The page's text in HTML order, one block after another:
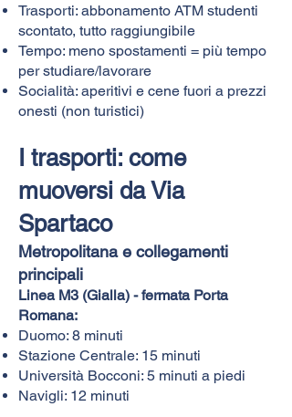
Trasporti: abbonamento ATM studenti
scontato, tutto raggiungibile
Tempo: meno spostamenti = più tempo
per studiare/lavorare
Socialità: aperitivi e cene fuori a prezzi
onesti (non turistici)
I trasporti: come
muoversi da Via
Spartaco
Metropolitana e collegamenti
principali
Linea M3 (Gialla) - fermata Porta
Romana:
Duomo: 8 minuti
Stazione Centrale: 15 minuti
Università Bocconi: 5 minuti a piedi
Navigli: 12 minuti